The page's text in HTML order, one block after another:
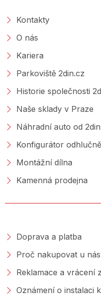
Kontakty
O nás
Kariera
Parkoviště 2din.cz
Historie společnosti
Naše sklady v Praze
Náhradní auto od
Konfigurátor
Montážní dílna
Kamenná prodejna
Doprava a platba
Proč nakupovat u
Reklamace a vrácení
Oznámení o instalaci